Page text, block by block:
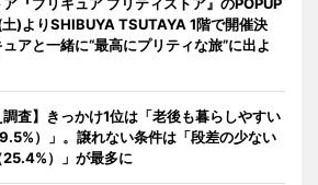
)よりSHIBUYA TSUTAYA 1階で開催決
アと一緒に“最高にプリティな旅”に出よ
調査】きっかけ1位は「老後も暮らしやすい
）」。譲れない条件は「段差の少ない
）」が最多に